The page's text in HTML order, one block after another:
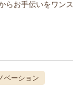
お手伝いをワン
ベーション